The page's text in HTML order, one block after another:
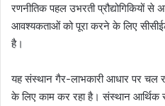
रणनीतिक पहल उभरती प्रौद्योगिकियों
आवश्यकताओं को पूरा करने के लिए
है।
यह संस्थान गैर-लाभकारी आधार पर
के लिए काम कर रहा है। संस्थान आर्थिक